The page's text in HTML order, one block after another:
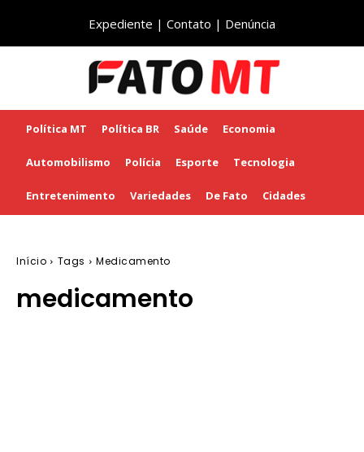
Expediente | Contato | Denúncia
Política MT Política BR Saúde Economia
Automobilismo Polícia Esporte Tecnologia
Entretenimento Variedades De Fato Cidades
Início Tags Medicamento
medicamento